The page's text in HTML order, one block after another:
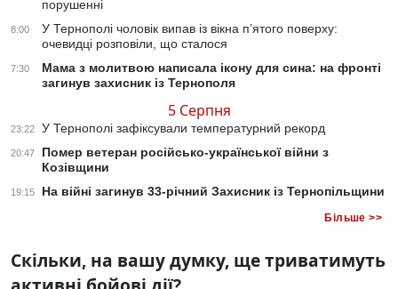
порушенні
8:00
У Тернополі чоловік випав із вікна п’ятого поверху:
очевидці розповіли, що сталося
7:30
Мама з молитвою написала ікону для сина: на фронті
загинув захисник із Тернополя
5 Серпня
23:22 У Тернополі зафіксували температурний рекорд
20:47
Помер ветеран російсько-української війни з
Козівщини
19:15 На війні загинув 33-річний Захисник із Тернопільщини
Більше >>
Скільки, на вашу думку, ще триватимуть